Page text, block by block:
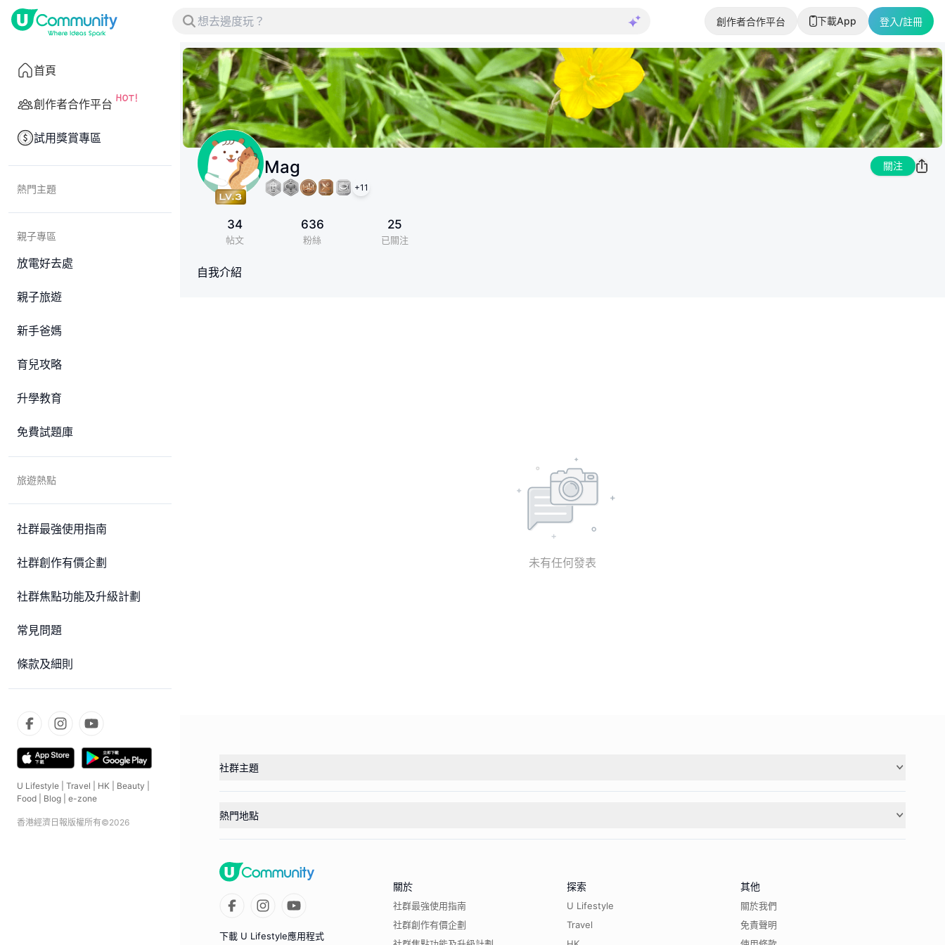
創作者合作平台 下載App 登入/註冊
首頁
創作者合作平台
試用獎賞專區
熱門主題
親子專區
放電好去處
親子旅遊
新手爸媽
育兒攻略
升學教育
免費試題庫
旅遊熱點
社群最強使用指南
社群創作有價企劃
社群焦點功能及升級計劃
常見問題
條款及細則
U Lifestyle Travel HK Beauty
Food
Blog e-zone
香港經濟日報版權所有©2026
Mag
+11
關注
34
帖文
636
粉絲
25
已關注
自我介紹
未有任何發表
社群主題
熱門地點
下載 U Lifestyle應用程式
關於
社群最強使用指南
社群創作有價企劃
探索
U Lifestyle
Travel
其他
關於我們
免責聲明